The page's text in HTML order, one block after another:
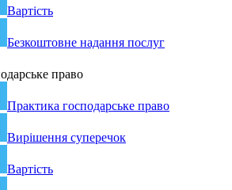
Вартість
Безкоштовне надання послуг
право
Практика господарське право
Вирішення суперечок
Вартість